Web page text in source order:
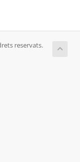
reservats.